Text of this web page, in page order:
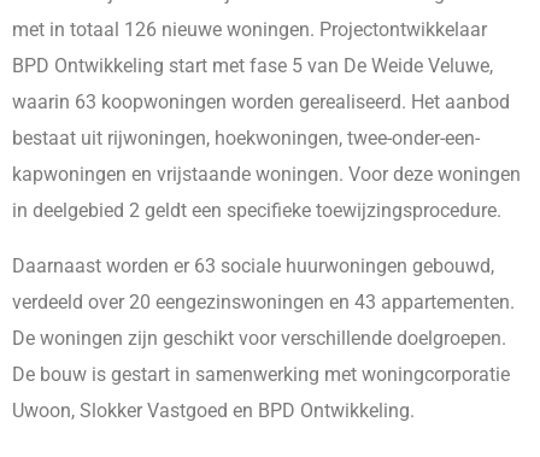
met in totaal 126 nieuwe woningen. Projectontwikkelaar
BPD Ontwikkeling start met fase 5 van De Weide Veluwe,
waarin 63 koopwoningen worden gerealiseerd. Het aanbod
bestaat uit rijwoningen, hoekwoningen, twee-onder-een-
kapwoningen en vrijstaande woningen. Voor deze woningen
in deelgebied 2 geldt een specifieke toewijzingsprocedure.
Daarnaast worden er 63 sociale huurwoningen gebouwd,
verdeeld over 20 eengezinswoningen en 43 appartementen.
De woningen zijn geschikt voor verschillende doelgroepen.
De bouw is gestart in samenwerking met woningcorporatie
Uwoon, Slokker Vastgoed en BPD Ontwikkeling.